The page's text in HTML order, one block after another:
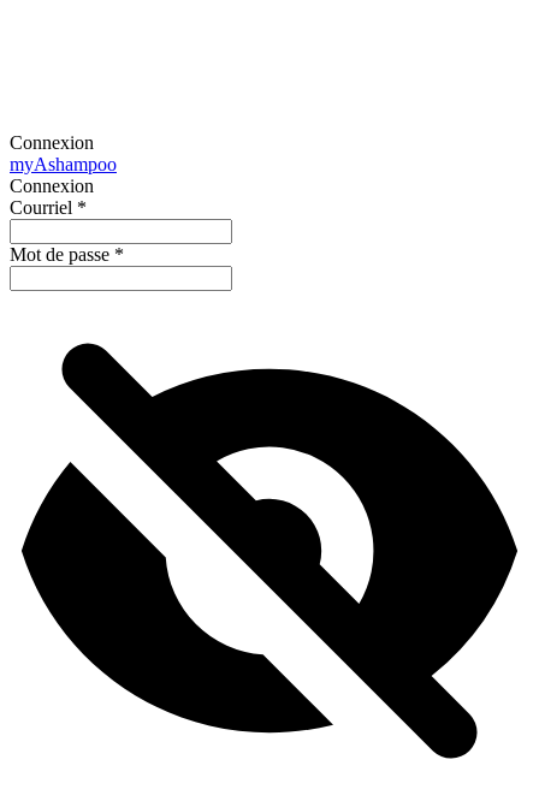
Connexion
myAshampoo
Connexion
Courriel *
Mot de passe *